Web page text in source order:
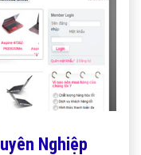
Nghiệp